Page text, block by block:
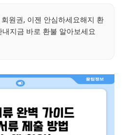
회원권, 이젠 안심하세요해지 환
지금 바로 환불 알아보세요